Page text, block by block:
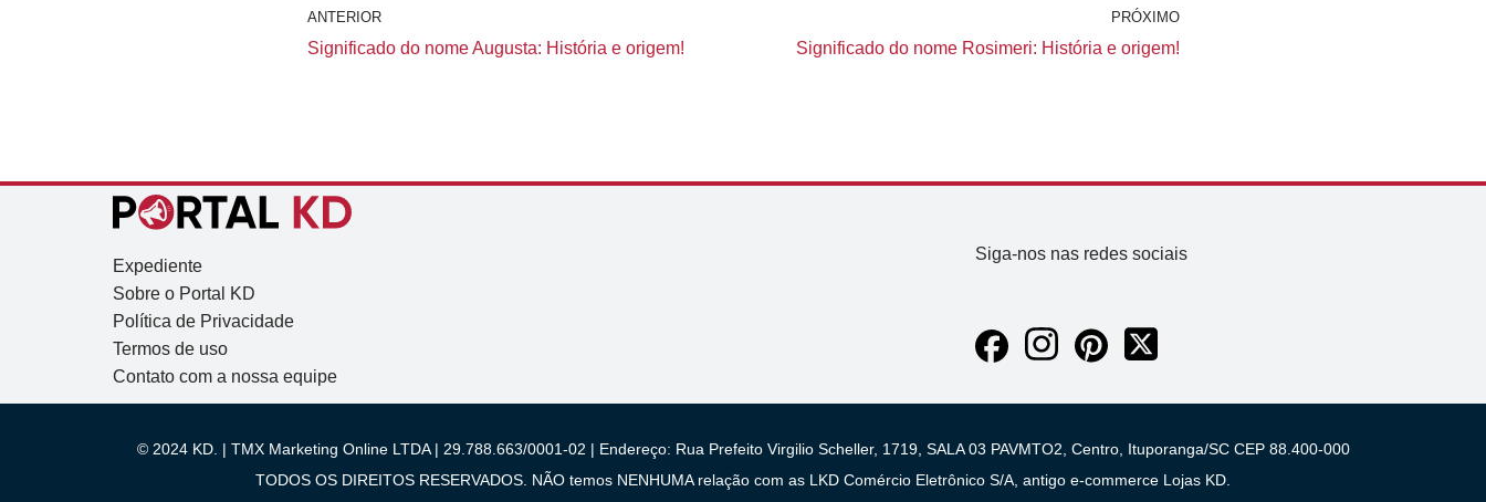
ANTERIOR
Significado do nome Augusta: História e origem!
PRÓXIMO
Significado do nome Rosimeri: História e origem!
Expediente
Sobre o Portal KD
Política de Privacidade
Termos de uso
Contato com a nossa equipe
Siga-nos nas redes sociais
© 2024 KD. | TMX Marketing Online LTDA | 29.788.663/0001-02 | Endereço: Rua Prefeito Virgilio Scheller, 1719, SALA 03 PAVMTO2, Centro, Ituporanga/SC CEP 88.400-000
TODOS OS DIREITOS RESERVADOS. NÃO temos NENHUMA relação com as LKD Comércio Eletrônico S/A, antigo e-commerce Lojas KD.